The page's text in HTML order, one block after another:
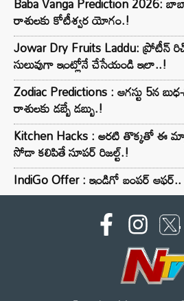
రాశులకు కోటీశ్వర యోగం.!
Jowar Dry Fruits Laddu: ప్రోటీన్ రిచ్
సులువుగా ఇంట్లోనే చేసేయండి ఇలా..!
Zodiac Predictions : ఆగస్టు 5న
రాశులకు డబ్బే డబ్బు.!
Kitchen Hacks : అరటి తొక్కతో ఈ
సోడా కలిపితే సూపర్ రిజల్ట్.!
IndiGo Offer : ఇండిగో బంపర్ ఆఫర్..